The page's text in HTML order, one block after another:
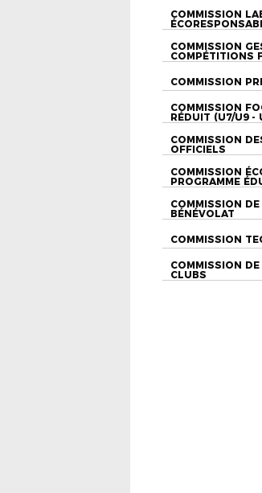
COMMISSION
COMMISSION
COMPÉTITIONS
COMMISSION
COMMISSION
RÉDUIT (U7/U9 -
COMMISSION
OFFICIELS
COMMISSION
PROGRAMME
COMMISSION
BÉNÉVOLAT
COMMISSION
COMMISSION
CLUBS